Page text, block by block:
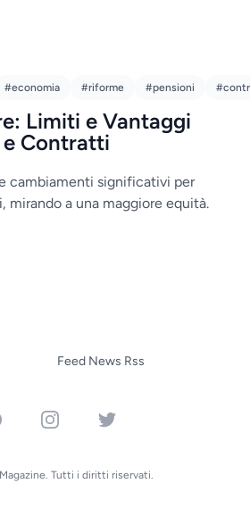
#economia #riforme #pensioni
Limiti e Vantaggi
e Contratti
cambiamenti significativi per
mirando a una maggiore equità.
Feed News Rss
InstagramTwitter
Tutti i diritti riservati.